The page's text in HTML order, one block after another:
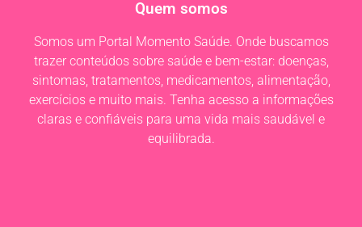
Quem somos
Somos um Portal Momento Saúde. Onde buscamos
trazer conteúdos sobre saúde e bem-estar: doenças,
sintomas, tratamentos, medicamentos, alimentação,
exercícios e muito mais. Tenha acesso a informações
claras e confiáveis para uma vida mais saudável e
equilibrada.